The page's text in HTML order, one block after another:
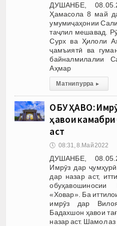
ДУШАНБЕ,
Ҳамасола 8 май
умумиҷаҳонии
таҷлил мешавад.
Сурх ва Ҳилоли
ҷамъиятӣ ва
байналмилалии
Аҳмар
Матни пурра ▸
ОБУ ҲАВО:
ҳавои
аст
🕔 08:31, 8.Май 2022
ДУШАНБЕ,
Имрӯз дар
дар назар аст,
«Ховар». Ба
имрӯз дар
Бадахшон ҳавои
назар аст. Шамол аз